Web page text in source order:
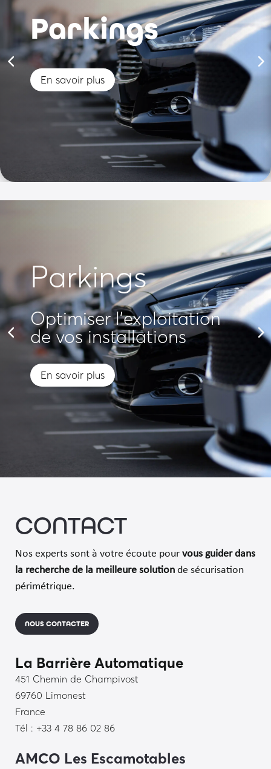
Parkings
En savoir plus
Parkings
Optimiser l'exploitation
de vos installations
En savoir plus
CONTACT
Nos experts sont à votre écoute pour vous guider dans
la recherche de la meilleure solutionde sécurisation
périmétrique.
NOUS CONTACTER
La Barrière Automatique
451 Chemin de Champivost
69760 Limonest
France
Tél : +33 4 78 86 02 86
AMCO Les Escamotables